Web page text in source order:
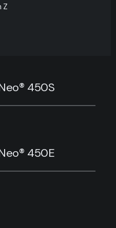
Z
450S
450E